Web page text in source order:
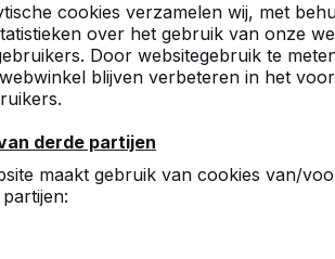
cookies verzamelen wij, met
over het gebruik van onze
Door websitegebruik te
blijven verbeteren in het
derde partijen
maakt gebruik van cookies van/